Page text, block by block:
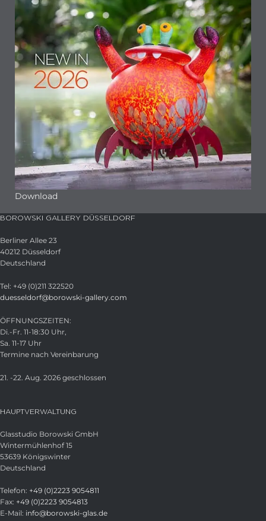
Download
BOROWSKI GALLERY DÜSSELDORF
Berliner Allee 23
40212 Düsseldorf
Deutschland
Tel: +49 (0)211 322520
duesseldorf@borowski-gallery.com
ÖFFNUNGSZEITEN:
Di.-Fr. 11-18:30 Uhr,
Sa. 11-17 Uhr
Termine nach Vereinbarung
21. -22. Aug. 2026 geschlossen
HAUPTVERWALTUNG
Glasstudio Borowski GmbH
Wintermühlenhof 15
53639 Königswinter
Deutschland
Telefon: +49 (0)2223 9054811
Fax: +49 (0)2223 9054813
E-Mail: info@borowski-glas.de